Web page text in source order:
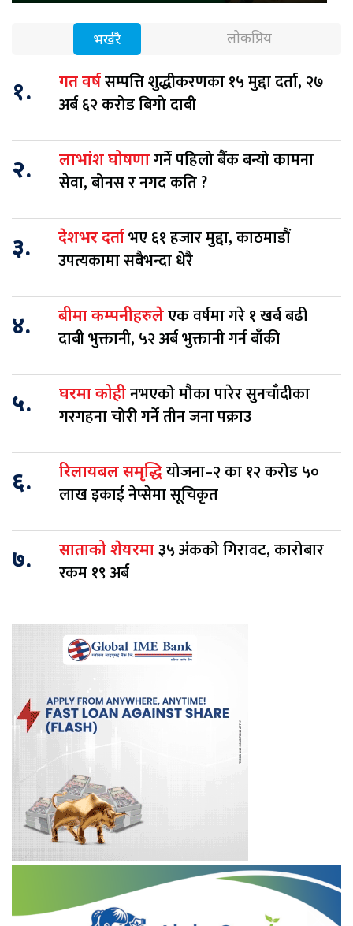
भर्खरै लोकप्रिय
१. गत वर्षसम्पत्ति शुद्धीकरणका १५ मुद्दा दर्ता, २७
अर्ब ६२ करोड बिगो दाबी
२. लाभांश घोषणागर्ने पहिलो बैंक बन्यो कामना
सेवा, बोनस र नगद कति ?
३. देशभर दर्ताभए ६१ हजार मुद्दा, काठमाडौं
उपत्यकामा सबैभन्दा धेरै
४. बीमा कम्पनीहरुलेएक वर्षमा गरे १ खर्ब बढी
दाबी भुक्तानी, ५२ अर्ब भुक्तानी गर्न बाँकी
५. घरमा कोहीनभएको मौका पारेर सुनचाँदीका
गरगहना चोरी गर्ने तीन जना पक्राउ
६. रिलायबल समृद्धियोजना–२ का १२ करोड ५०
लाख इकाई नेप्सेमा सूचिकृत
७. साताको शेयरमा३५ अंकको गिरावट, कारोबार
रकम १९ अर्ब